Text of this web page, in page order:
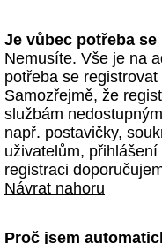
Je vůbec potřeba
Nemusíte. Vše je na
potřeba se
Samozřejmě, že
službám
např. postavičky,
uživatelům,
registraci
Návrat nahoru
Proč jsem